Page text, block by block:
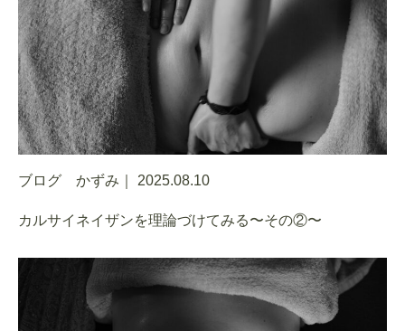
ブログ かずみ｜ 2025.08.10
カルサイネイザンを理論づけてみる〜その②〜